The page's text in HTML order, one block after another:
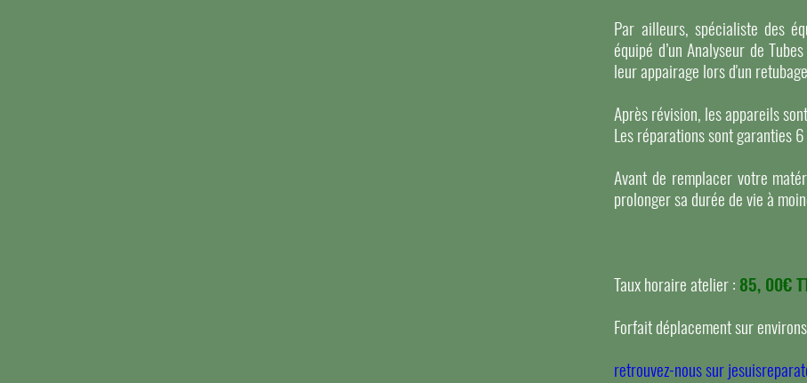
Par ailleurs, spécialiste des
équipé d’un Analyseur de
leur appairage lors d'un
Après révision, les appareils
Les réparations sont garanties
Avant de remplacer votre
prolonger sa durée de vie à
Taux horaire atelier : 85, 00€
Forfait déplacement sur
retrouvez-nous sur